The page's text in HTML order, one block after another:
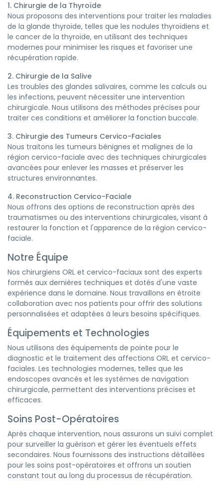
1. Chirurgie de la Thyroïde
Nous proposons des interventions pour traiter les maladies
de la glande thyroïde, telles que les nodules thyroïdiens et
le cancer de la thyroïde, en utilisant des techniques
modernes pour minimiser les risques et favoriser une
récupération rapide.
2. Chirurgie de la Salive
Les troubles des glandes salivaires, comme les calculs ou
les infections, peuvent nécessiter une intervention
chirurgicale. Nous utilisons des méthodes précises pour
traiter ces conditions et améliorer la fonction buccale.
3. Chirurgie des Tumeurs Cervico-Faciales
Nous traitons les tumeurs bénignes et malignes de la
région cervico-faciale avec des techniques chirurgicales
avancées pour enlever les masses et préserver les
structures environnantes.
4. Reconstruction Cervico-Faciale
Nous offrons des options de reconstruction après des
traumatismes ou des interventions chirurgicales, visant à
restaurer la fonction et l'apparence de la région cervico-
faciale.
Notre Équipe
Nos chirurgiens ORL et cervico-faciaux sont des experts
formés aux dernières techniques et dotés d'une vaste
expérience dans le domaine. Nous travaillons en étroite
collaboration avec nos patients pour offrir des solutions
personnalisées et adaptées à leurs besoins spécifiques.
Équipements et Technologies
Nous utilisons des équipements de pointe pour le
diagnostic et le traitement des affections ORL et cervico-
faciales. Les technologies modernes, telles que les
endoscopes avancés et les systèmes de navigation
chirurgicale, permettent des interventions précises et
efficaces.
Soins Post-Opératoires
Après chaque intervention, nous assurons un suivi complet
pour surveiller la guérison et gérer les éventuels effets
secondaires. Nous fournissons des instructions détaillées
pour les soins post-opératoires et offrons un soutien
constant tout au long du processus de récupération.